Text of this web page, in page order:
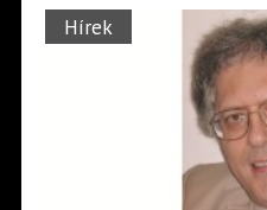
Hírek